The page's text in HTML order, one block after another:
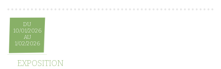
DU
10/01/2026
AU
1/02/2026
EXPOSITION